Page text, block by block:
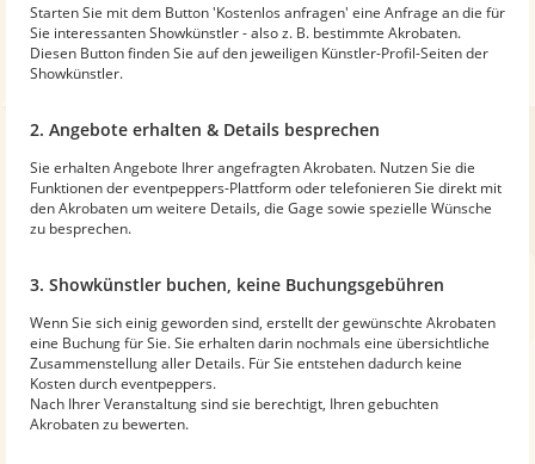
Starten Sie mit dem Button 'Kostenlos anfragen' eine Anfrage an die für
Sie interessanten Showkünstler - also z. B. bestimmte Akrobaten.
Diesen Button finden Sie auf den jeweiligen Künstler-Profil-Seiten der
Showkünstler.
2. Angebote erhalten & Details besprechen
Sie erhalten Angebote Ihrer angefragten Akrobaten. Nutzen Sie die
Funktionen der eventpeppers-Plattform oder telefonieren Sie direkt mit
den Akrobaten um weitere Details, die Gage sowie spezielle Wünsche
zu besprechen.
3. Showkünstler buchen, keine Buchungsgebühren
Wenn Sie sich einig geworden sind, erstellt der gewünschte Akrobaten
eine Buchung für Sie. Sie erhalten darin nochmals eine übersichtliche
Zusammenstellung aller Details. Für Sie entstehen dadurch keine
Kosten durch eventpeppers.
Nach Ihrer Veranstaltung sind sie berechtigt, Ihren gebuchten
Akrobaten zu bewerten.